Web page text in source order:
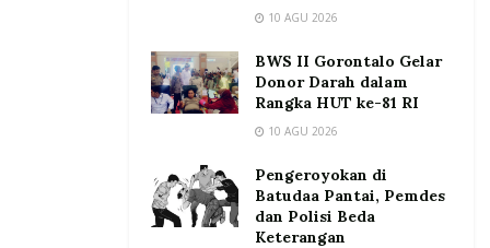
10 AGU 2026
BWS II Gorontalo Gelar
Donor Darah dalam
Rangka HUT ke-81 RI
10 AGU 2026
Pengeroyokan di
Batudaa Pantai, Pemdes
dan Polisi Beda
Keterangan